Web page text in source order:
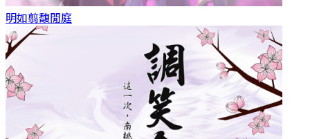
明如翦馥閒庭